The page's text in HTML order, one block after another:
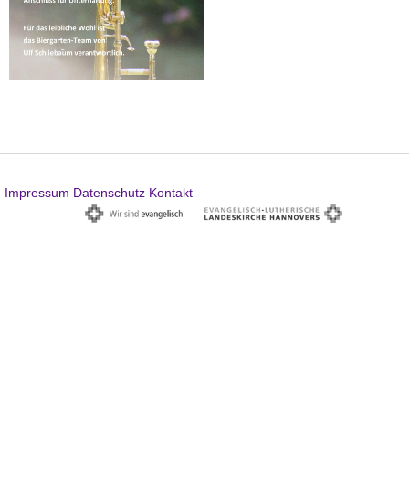
Impressum Datenschutz Kontakt